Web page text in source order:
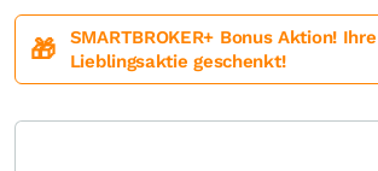
🎁
SMARTBROKER+ Bonus Aktion! Ihre
Lieblingsaktie geschenkt!